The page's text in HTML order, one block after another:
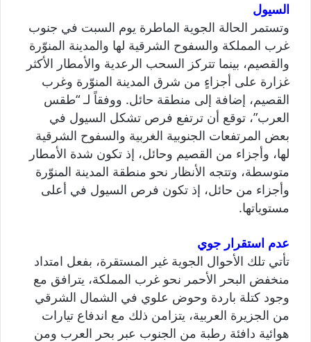
السيول
وتستمر الحالة الجوية الماطرة يوم السبت في جنوب
غرب المملكة والسفوح الشرقية لها والمدينة المنوّرة
والقصيم، بينما تتركز السحب الرعدية والأمطار الأكثر
غزارة على أجزاءٍ من شرق المدينة المنوّرة وغرب
القصيم، إضافة إلى منطقة حائل. ووفقاً لـ “طقس
العرب”، توقع أن ترتفع فرص تشكل السيول في
بعض المرتفعات الجنوبية الغربية والسفوح الشرقية
لها، وأجزاء من القصيم وحائل، إذ تكون شدة الأمطار
متوسطة، وتتجه الأنظار نحو منطقة المدينة المنوّرة
وأجزاء من حائل، إذ تكون فرص السيول في أعلى
مستوياتها.
عدم استقرار جوي
تأتي تلك الأحوال الجوية غير المستقرة، بفعل امتداد
منخفض البحر الأحمر نحو غرب المملكة، يترافق مع
وجود كتلة باردة وحوض علوي في الشمال الشرقي
من الجزيرة العربية، يتزامن ذلك مع اندفاع تيارات
هوائية دافئة رطبة من الجنوب عبر بحر العرب ومن